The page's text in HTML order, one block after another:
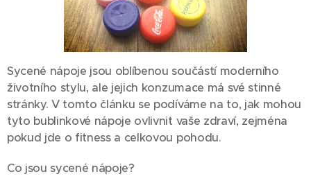
Sycené nápoje jsou oblíbenou součástí moderního
životního stylu, ale jejich konzumace má své stinné
stránky. V tomto článku se podíváme na to, jak mohou
tyto bublinkové nápoje ovlivnit vaše zdraví, zejména
pokud jde o fitness a celkovou pohodu.
Co jsou sycené nápoje?